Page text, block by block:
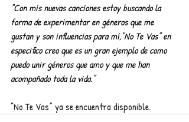
“Con mis nuevas canciones estoy buscando la
forma de experimentar en géneros que me
gustan y son influencias para mí,“No Te Vas” en
especifico creo que es un gran ejemplo de como
puedo unir géneros que amo y que me han
acompañado toda la vida.”
“No Te Vas” ya se encuentra disponible.